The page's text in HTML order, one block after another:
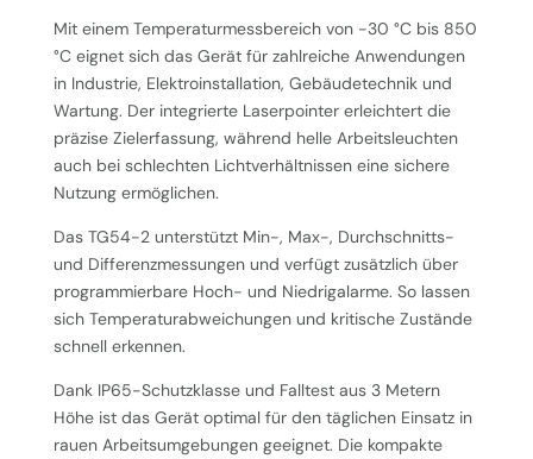
Mit einem Temperaturmessbereich von -30 °C bis 850
°C eignet sich das Gerät für zahlreiche Anwendungen
in Industrie, Elektroinstallation, Gebäudetechnik und
Wartung. Der integrierte Laserpointer erleichtert die
präzise Zielerfassung, während helle Arbeitsleuchten
auch bei schlechten Lichtverhältnissen eine sichere
Nutzung ermöglichen.
Das TG54-2 unterstützt Min-, Max-, Durchschnitts-
und Differenzmessungen und verfügt zusätzlich über
programmierbare Hoch- und Niedrigalarme. So lassen
sich Temperaturabweichungen und kritische Zustände
schnell erkennen.
Dank IP65-Schutzklasse und Falltest aus 3 Metern
Höhe ist das Gerät optimal für den täglichen Einsatz in
rauen Arbeitsumgebungen geeignet. Die kompakte